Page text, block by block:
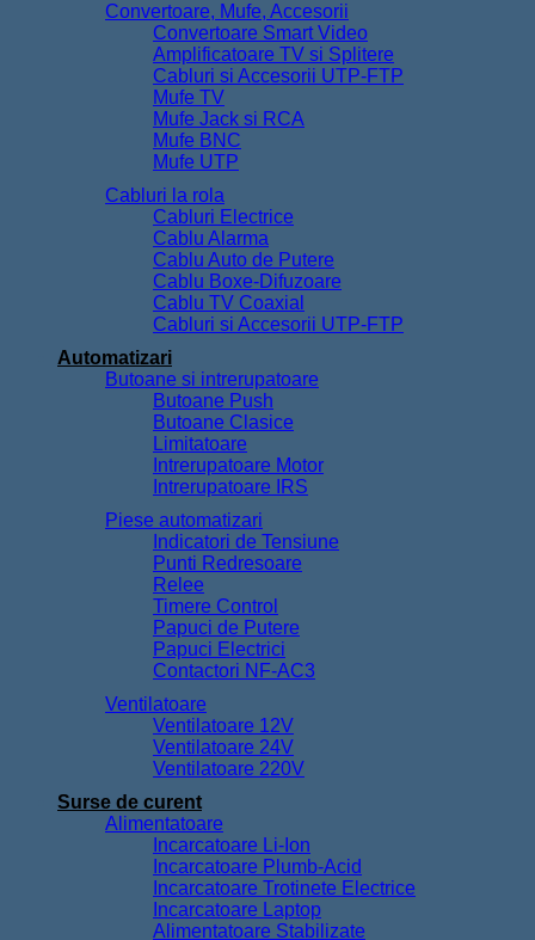
Convertoare, Mufe, Accesorii
Convertoare Smart Video
Amplificatoare TV si Splitere
Cabluri si Accesorii UTP-FTP
Mufe TV
Mufe Jack si RCA
Mufe BNC
Mufe UTP
Cabluri la rola
Cabluri Electrice
Cablu Alarma
Cablu Auto de Putere
Cablu Boxe-Difuzoare
Cablu TV Coaxial
Cabluri si Accesorii UTP-FTP
Automatizari
Butoane si intrerupatoare
Butoane Push
Butoane Clasice
Limitatoare
Intrerupatoare Motor
Intrerupatoare IRS
Piese automatizari
Indicatori de Tensiune
Punti Redresoare
Relee
Timere Control
Papuci de Putere
Papuci Electrici
Contactori NF-AC3
Ventilatoare
Ventilatoare 12V
Ventilatoare 24V
Ventilatoare 220V
Surse de curent
Alimentatoare
Incarcatoare Li-Ion
Incarcatoare Plumb-Acid
Incarcatoare Trotinete Electrice
Incarcatoare Laptop
Alimentatoare Stabilizate